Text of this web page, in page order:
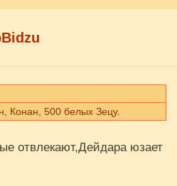
Конан, 500 белых Зецу.
отвлекают,Дейдара юзает